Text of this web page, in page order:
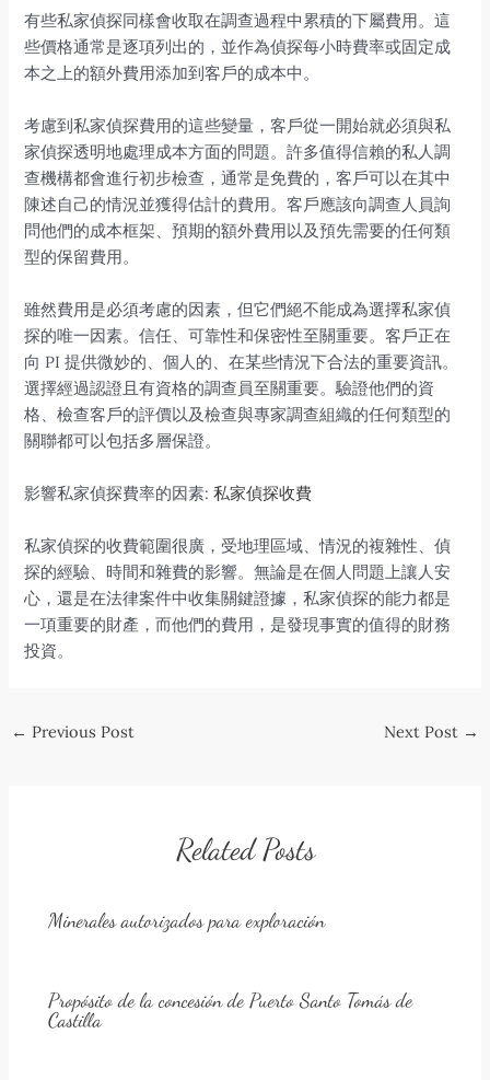
有些私家偵探同樣會收取在調查過程中累積的下屬費用。這
些價格通常是逐項列出的，並作為偵探每小時費率或固定成
本之上的額外費用添加到客戶的成本中。
考慮到私家偵探費用的這些變量，客戶從一開始就必須與私
家偵探透明地處理成本方面的問題。許多值得信賴的私人調
查機構都會進行初步檢查，通常是免費的，客戶可以在其中
陳述自己的情況並獲得估計的費用。客戶應該向調查人員詢
問他們的成本框架、預期的額外費用以及預先需要的任何類
型的保留費用。
雖然費用是必須考慮的因素，但它們絕不能成為選擇私家偵
探的唯一因素。信任、可靠性和保密性至關重要。客戶正在
向 PI 提供微妙的、個人的、在某些情況下合法的重要資訊。
選擇經過認證且有資格的調查員至關重要。驗證他們的資
格、檢查客戶的評價以及檢查與專家調查組織的任何類型的
關聯都可以包括多層保證。
影響私家偵探費率的因素:私家偵探收費
私家偵探的收費範圍很廣，受地理區域、情況的複雜性、偵
探的經驗、時間和雜費的影響。無論是在個人問題上讓人安
心，還是在法律案件中收集關鍵證據，私家偵探的能力都是
一項重要的財產，而他們的費用，是發現事實的值得的財務
投資。
Post
← Previous Post Next Post →
Related Posts
Minerales autorizados para exploración
Propósito de la concesión de Puerto Santo Tomás de
Castilla